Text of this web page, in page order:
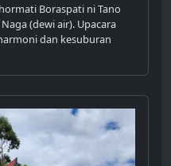
Boraspati ni Tano
(dewi air). Upacara
dan kesuburan